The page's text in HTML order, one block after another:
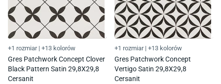
+1 rozmiar | +13 kolorów
Gres Patchwork Concept Clover
Black Pattern Satin 29,8X29,8
Cersanit
+1 rozmiar | +13 kolorów
Gres Patchwork Concept
Vertigo Satin 29,8X29,8
Cersanit